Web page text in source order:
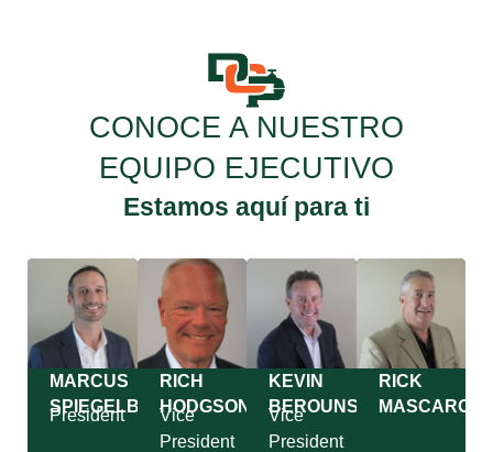
CONOCE A NUESTRO
EQUIPO EJECUTIVO
Estamos aquí para ti
MARCUS
SPIEGELBERG
President
RICH
HODGSON
Vice
President
KEVIN
BEROUNSKY
Vice
President
RICK
MASCARO